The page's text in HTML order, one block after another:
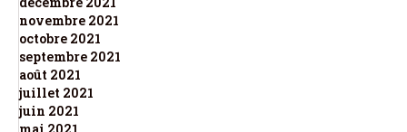
novembre 2021
octobre 2021
septembre 2021
août 2021
juillet 2021
juin 2021